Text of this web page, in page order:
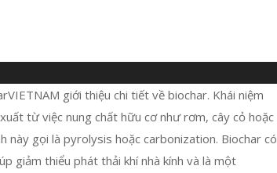
giới thiệu chi tiết về biochar. Khái niệm
từ việc nung chất hữu cơ như rơm, cây cỏ hoặc
gọi là pyrolysis hoặc carbonization. Biochar có
giảm thiểu phát thải khí nhà kính và là một